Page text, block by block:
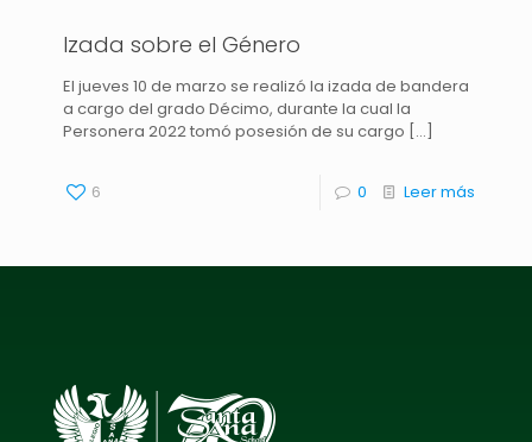
Izada sobre el Género
El jueves 10 de marzo se realizó la izada de bandera
a cargo del grado Décimo, durante la cual la
Personera 2022 tomó posesión de su cargo […]
6 0 Leer más